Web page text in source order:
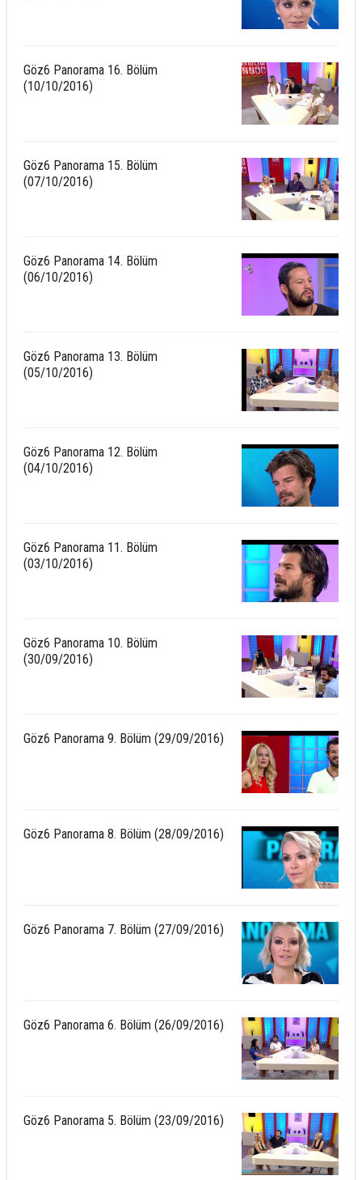
Göz6 Panorama 16. Bölüm
(10/10/2016)
Göz6 Panorama 15. Bölüm
(07/10/2016)
Göz6 Panorama 14. Bölüm
(06/10/2016)
Göz6 Panorama 13. Bölüm
(05/10/2016)
Göz6 Panorama 12. Bölüm
(04/10/2016)
Göz6 Panorama 11. Bölüm
(03/10/2016)
Göz6 Panorama 10. Bölüm
(30/09/2016)
Göz6 Panorama 9. Bölüm (29/09/2016)
Göz6 Panorama 8. Bölüm (28/09/2016)
Göz6 Panorama 7. Bölüm (27/09/2016)
Göz6 Panorama 6. Bölüm (26/09/2016)
Göz6 Panorama 5. Bölüm (23/09/2016)